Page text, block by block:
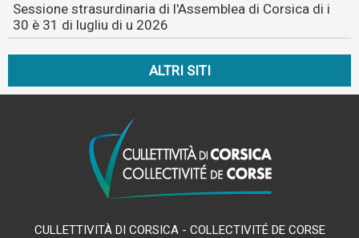
Sessione strasurdinaria di l'Assemblea di Corsica di i
30 è 31 di lugliu di u 2026
ALTRI SITI
CULLETTIVITÀ DI CORSICA - COLLECTIVITÉ DE CORSE